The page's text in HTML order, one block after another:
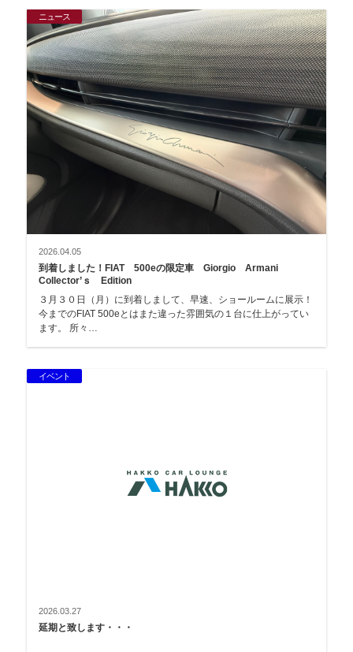
ニュース
2026.04.05
到着しました！FIAT 500eの限定車 Giorgio Armani
Collector’ｓ Edition
３月３０日（月）に到着しまして、早速、ショールームに展示！
今までのFIAT 500eとはまた違った雰囲気の１台に仕上がってい
ます。 所々…
イベント
2026.03.27
延期と致します・・・